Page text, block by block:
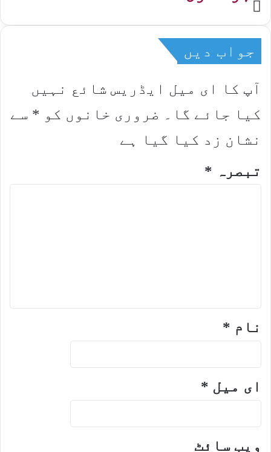
Website
جواب دیں
آپ کا ای میل ایڈریس شائع نہیں
کیا جائے گا۔
ضروری خانوں کو * سے
نشان زد کیا گیا ہے
تبصرہ *
نام *
ای میل *
ویب‌ سائٹ